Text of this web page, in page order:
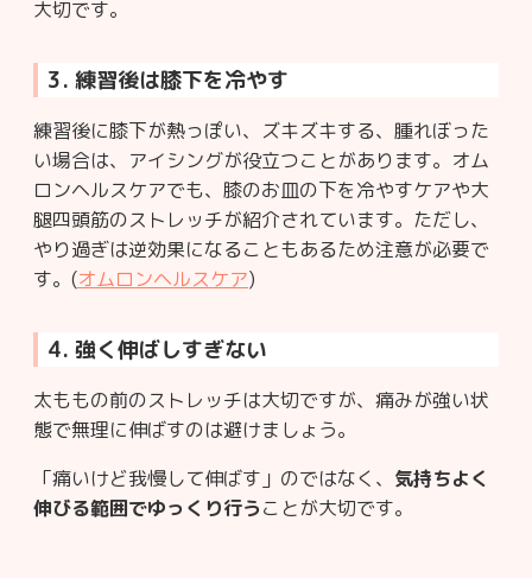
大切です。
3. 練習後は膝下を冷やす
練習後に膝下が熱っぽい、ズキズキする、腫れぼった
い場合は、アイシングが役立つことがあります。オム
ロンヘルスケアでも、膝のお皿の下を冷やすケアや大
腿四頭筋のストレッチが紹介されています。ただし、
やり過ぎは逆効果になることもあるため注意が必要で
す。(オムロンヘルスケア)
4. 強く伸ばしすぎない
太ももの前のストレッチは大切ですが、痛みが強い状
態で無理に伸ばすのは避けましょう。
「痛いけど我慢して伸ばす」のではなく、 気持ちよく
伸びる範囲でゆっくり行うことが大切です。